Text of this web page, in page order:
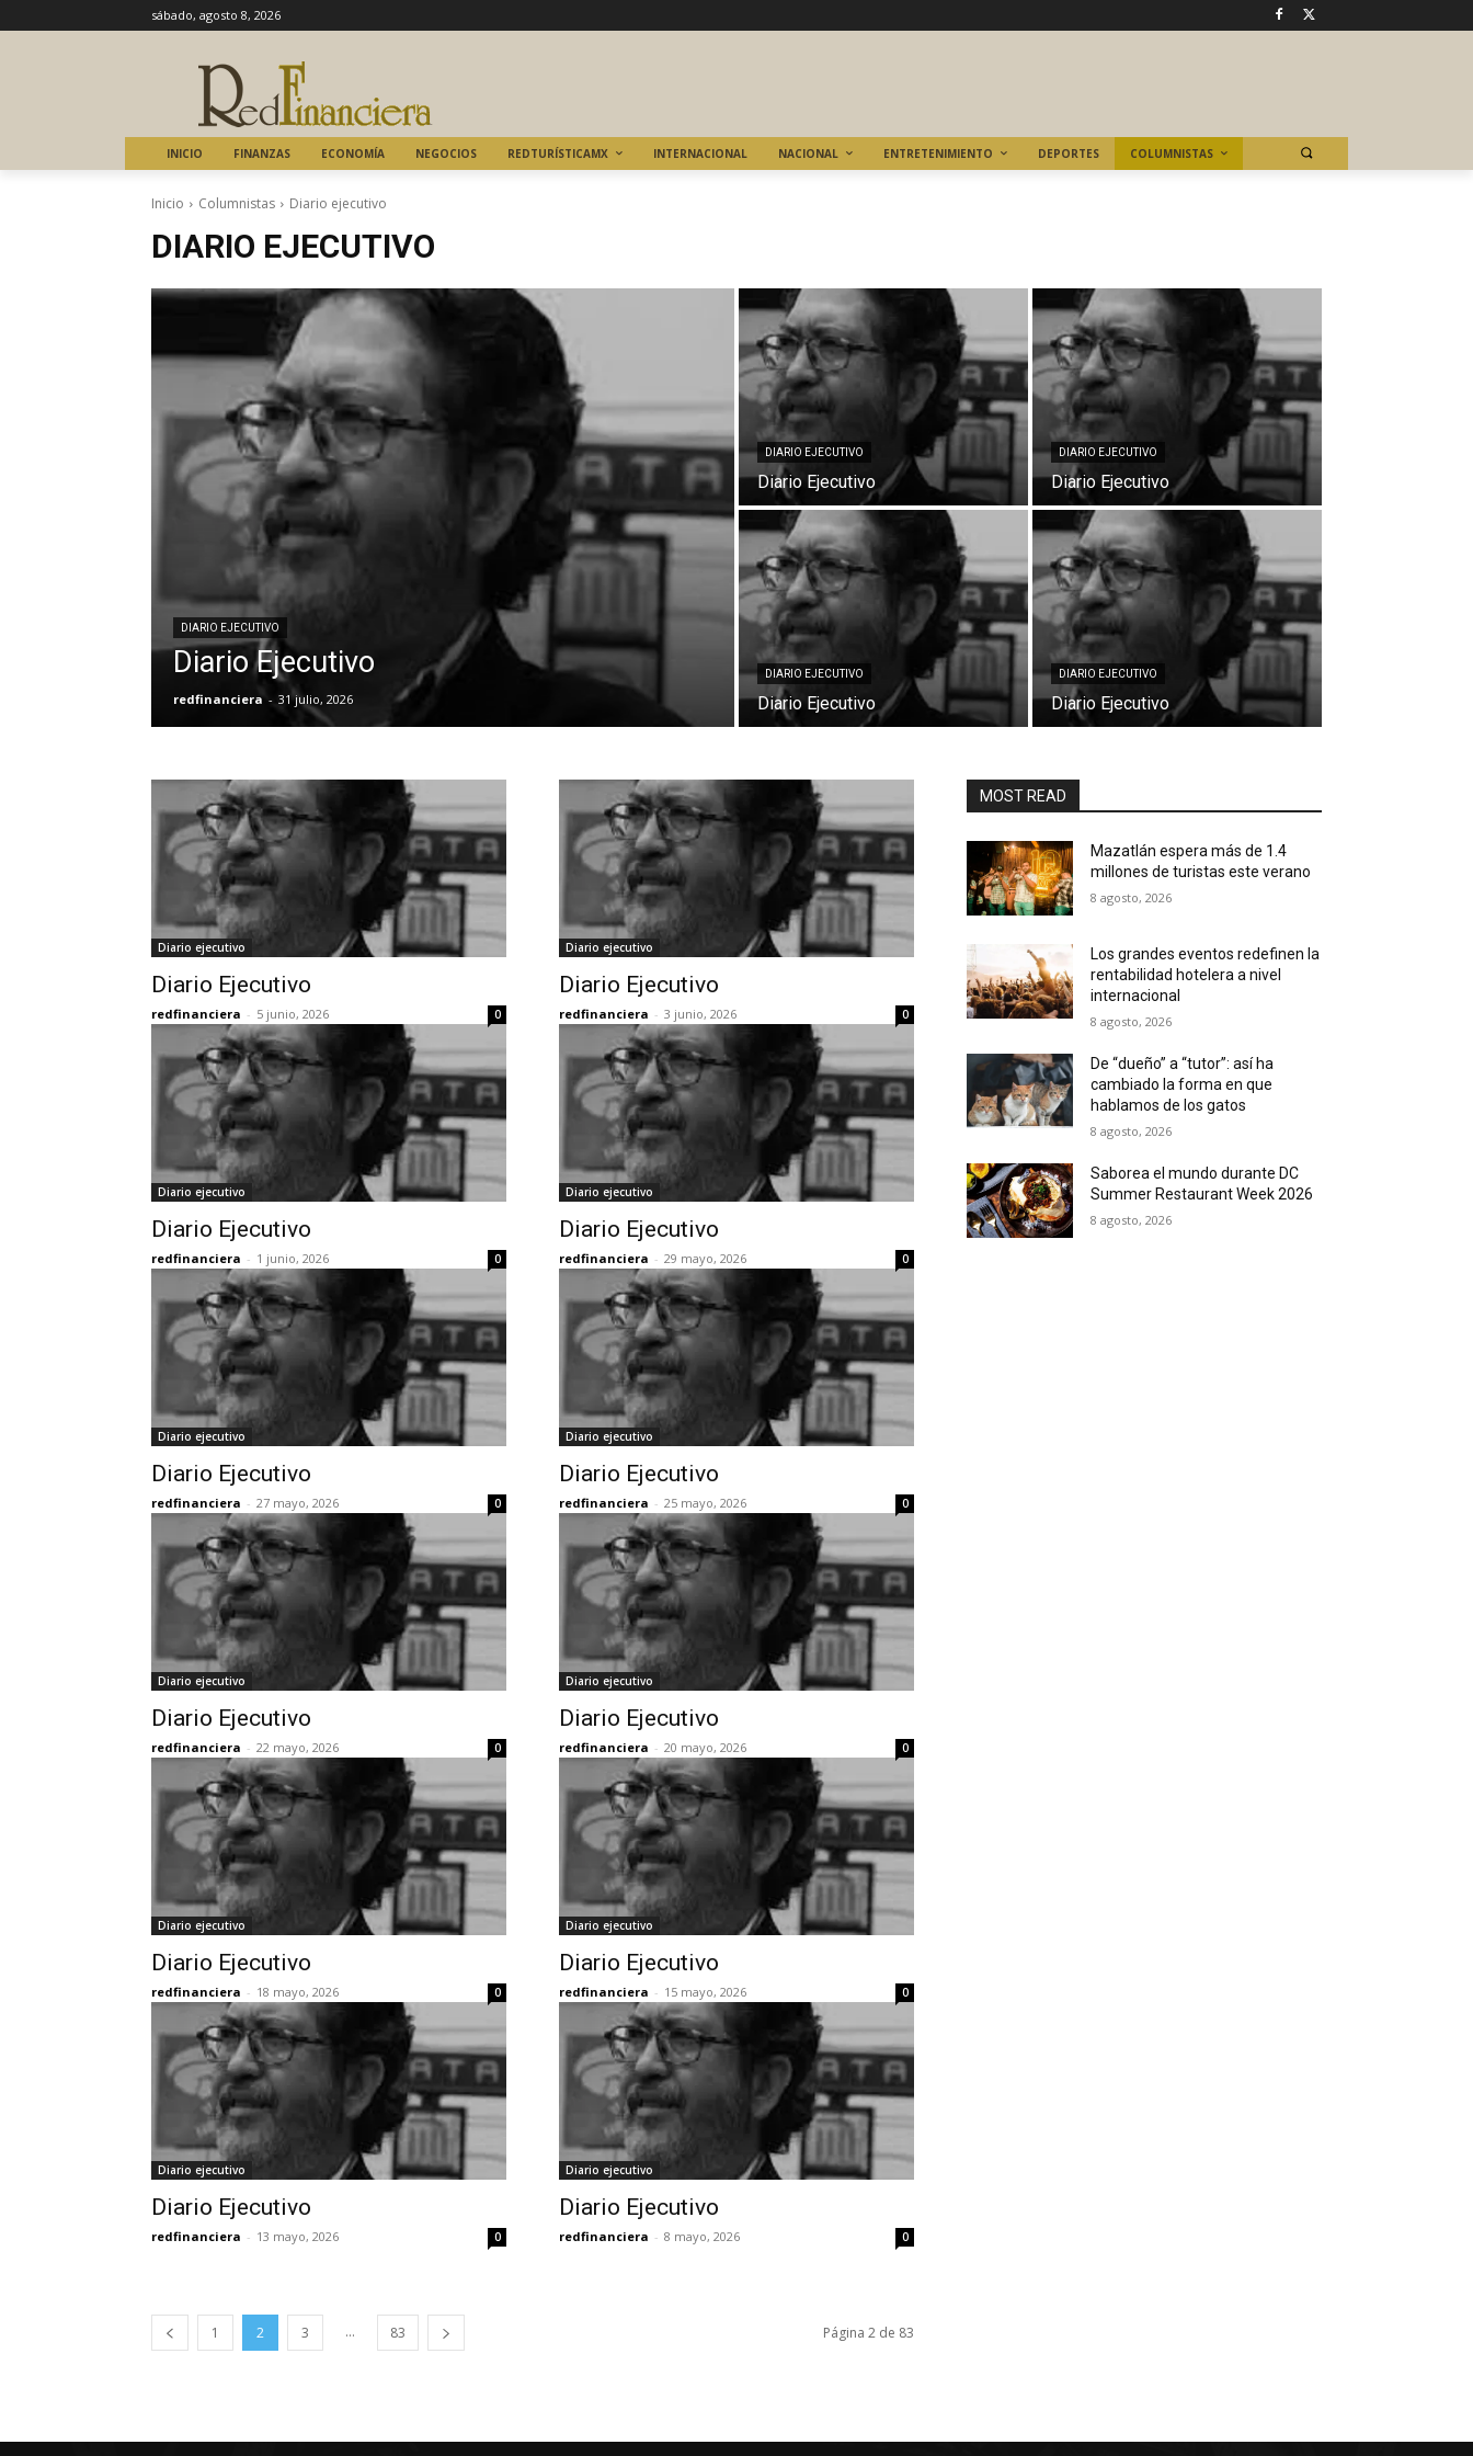
sábado, agosto 8, 2026
INICIO FINANZAS ECONOMÍA NEGOCIOS REDTURÍSTICAMX INTERNACIONAL NACIONAL ENTRETENIMIENTO DEPORTES COLUMNISTAS
Inicio Columnistas Diario ejecutivo
DIARIO EJECUTIVO
DIARIO EJECUTIVO
Diario Ejecutivo
redfinanciera - 31 julio, 2026
DIARIO EJECUTIVO
Diario Ejecutivo
DIARIO EJECUTIVO
Diario Ejecutivo
DIARIO EJECUTIVO
Diario Ejecutivo
DIARIO EJECUTIVO
Diario Ejecutivo
Diario ejecutivo
Diario Ejecutivo
redfinanciera - 5 junio, 2026 0
Diario ejecutivo
Diario Ejecutivo
redfinanciera - 3 junio, 2026 0
Diario ejecutivo
Diario Ejecutivo
redfinanciera - 1 junio, 2026 0
Diario ejecutivo
Diario Ejecutivo
redfinanciera - 29 mayo, 2026 0
Diario ejecutivo
Diario Ejecutivo
redfinanciera - 27 mayo, 2026 0
Diario ejecutivo
Diario Ejecutivo
redfinanciera - 25 mayo, 2026 0
Diario ejecutivo
Diario Ejecutivo
redfinanciera - 22 mayo, 2026 0
Diario ejecutivo
Diario Ejecutivo
redfinanciera - 20 mayo, 2026 0
Diario ejecutivo
Diario Ejecutivo
redfinanciera - 18 mayo, 2026 0
Diario ejecutivo
Diario Ejecutivo
redfinanciera - 15 mayo, 2026 0
Diario ejecutivo
Diario Ejecutivo
redfinanciera - 13 mayo, 2026 0
Diario ejecutivo
Diario Ejecutivo
redfinanciera - 8 mayo, 2026 0
1 2 3 ... 83 Página 2 de 83
MOST READ
Mazatlán espera más de 1.4
millones de turistas este verano
8 agosto, 2026
Los grandes eventos redefinen la
rentabilidad hotelera a nivel
internacional
8 agosto, 2026
De “dueño” a “tutor”: así ha
cambiado la forma en que
hablamos de los gatos
8 agosto, 2026
Saborea el mundo durante DC
Summer Restaurant Week 2026
8 agosto, 2026